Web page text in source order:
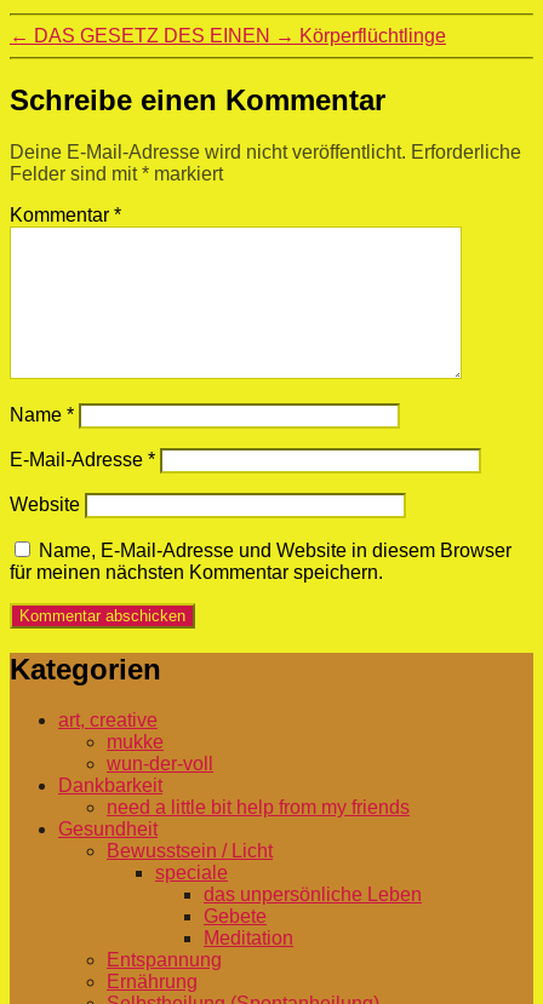
← DAS GESETZ DES EINEN → Körperflüchtlinge
Schreibe einen Kommentar
Deine E-Mail-Adresse wird nicht veröffentlicht. Erforderliche
Felder sind mit* markiert
Kommentar *
Name *
E-Mail-Adresse *
Website
Name, E-Mail-Adresse und Website in diesem Browser
für meinen nächsten Kommentar speichern.
Kategorien
art, creative
mukke
wun-der-voll
Dankbarkeit
need a little bit help from my friends
Gesundheit
Bewusstsein / Licht
speciale
das unpersönliche Leben
Gebete
Meditation
Entspannung
Ernährung